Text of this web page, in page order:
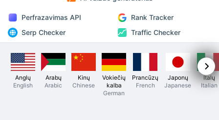
Perfrazavimas API
Rank Tracker
Serp Checker
Traffic Checker
Anglų
English
Arabų
Arabic
Kinų
Chinese
Vokiečių
kalba
German
Prancūzų
French
Japonų
Japanese
Italų
Italian